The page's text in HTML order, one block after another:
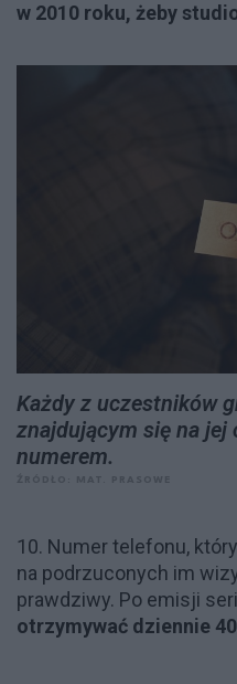
w 2010 roku, żeby
Każdy z uczestników
znajdującym się na
numerem.
10. Numer telefonu,
na podrzuconych im
prawdziwy. Po emisji
otrzymywać dziennie